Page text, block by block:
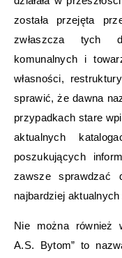
została przejęta
zwłaszcza tych
komunalnych i
własności,
sprawić, że dawna
przypadkach stare
aktualnych
poszukujących
zawsze sprawdzać
najbardziej
Nie można również
A.S. Bytom” to